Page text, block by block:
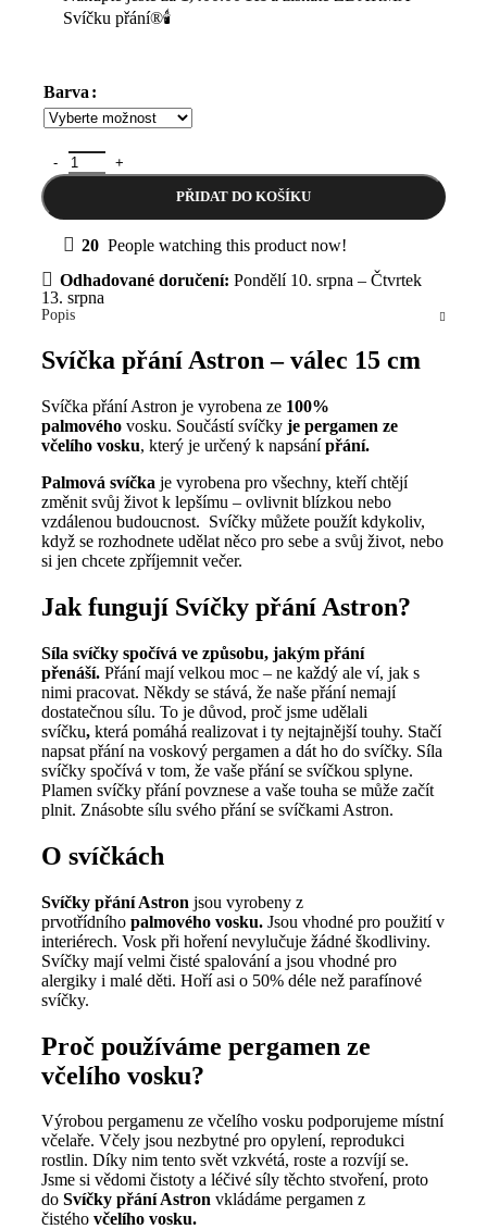
Svíčku přání®🕯️
Barva
Svíčka přání Astron – válec 15 cm množství
PŘIDAT DO KOŠÍKU
20 People watching this product now!
Odhadované doručení: Pondělí 10. srpna – Čtvrtek
13. srpna
Popis
Svíčka přání Astron – válec 15 cm
Svíčka přání Astron je vyrobena ze 100%
palmového vosku. Součástí svíčky je pergamen ze
včelího vosku, který je určený k napsánípřání.
Palmová svíčka je vyrobena pro všechny, kteří chtějí
změnit svůj život k lepšímu – ovlivnit blízkou nebo
vzdálenou budoucnost. Svíčky můžete použít kdykoliv,
když se rozhodnete udělat něco pro sebe a svůj život, nebo
si jen chcete zpříjemnit večer.
Jak fungují Svíčky přání Astron?
Síla svíčky spočívá ve způsobu, jakým přání
přenáší. Přání mají velkou moc – ne každý ale ví, jak s
nimi pracovat. Někdy se stává, že naše přání nemají
dostatečnou sílu. To je důvod, proč jsme udělali
svíčku, která pomáhá realizovat i ty nejtajnější touhy. Stačí
napsat přání na voskový pergamen a dát ho do svíčky. Síla
svíčky spočívá v tom, že vaše přání se svíčkou splyne.
Plamen svíčky přání povznese a vaše touha se může začít
plnit. Znásobte sílu svého přání se svíčkami Astron.
O svíčkách
Svíčky přání Astron jsou vyrobeny z
prvotřídního palmového vosku. Jsou vhodné pro použití v
interiérech. Vosk při hoření nevylučuje žádné škodliviny.
Svíčky mají velmi čisté spalování a jsou vhodné pro
alergiky i malé děti. Hoří asi o 50% déle než parafínové
svíčky.
Proč používáme pergamen ze
včelího vosku?
Výrobou pergamenu ze včelího vosku podporujeme místní
včelaře. Včely jsou nezbytné pro opylení, reprodukci
rostlin. Díky nim tento svět vzkvétá, roste a rozvíjí se.
Jsme si vědomi čistoty a léčivé síly těchto stvoření, proto
do Svíčky přání Astron vkládáme pergamen z
čistého včelího vosku.